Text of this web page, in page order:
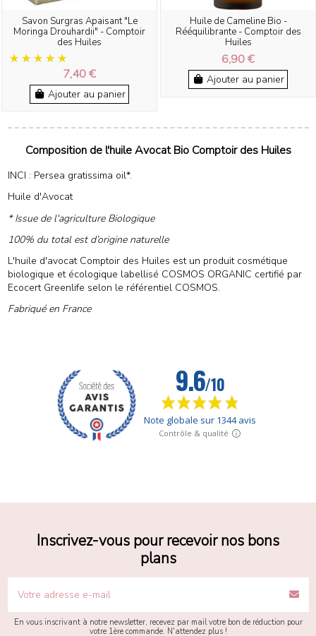
Savon Surgras Apaisant "Le
Moringa Drouhardii" - Comptoir
des Huiles
7,40 €
Ajouter au panier
Huile de Cameline Bio -
Rééquilibrante - Comptoir des
Huiles
6,90 €
Ajouter au panier
Composition de l'huile Avocat Bio Comptoir des Huiles
INCI : Persea gratissima oil*.
Huile d'Avocat
* Issue de l'agriculture Biologique
100% du total est d’origine naturelle
L'huile d'avocat Comptoir des Huiles est un produit cosmétique
biologique et écologique labellisé COSMOS ORGANIC certifié par
Ecocert Greenlife selon le référentiel COSMOS.
Fabriqué en France
Inscrivez-vous pour recevoir nos bons
plans
En vous inscrivant à notre newsletter, recevez par mail votre bon de réduction pour
votre 1ère commande. N'attendez plus !